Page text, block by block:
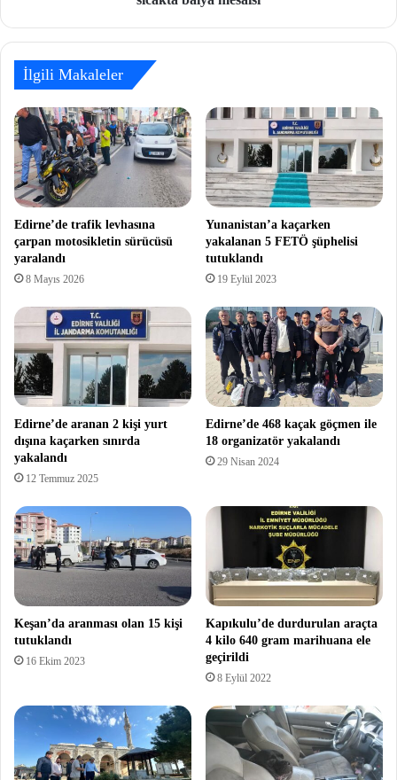
İlgili Makaleler
Edirne’de trafik levhasına
çarpan motosikletin sürücüsü
yaralandı
8 Mayıs 2026
Yunanistan’a kaçarken
yakalanan 5 FETÖ şüphelisi
tutuklandı
19 Eylül 2023
Edirne’de aranan 2 kişi yurt
dışına kaçarken sınırda
yakalandı
12 Temmuz 2025
Edirne’de 468 kaçak göçmen ile
18 organizatör yakalandı
29 Nisan 2024
Keşan’da aranması olan 15 kişi
tutuklandı
16 Ekim 2023
Kapıkulu’de durdurulan araçta
4 kilo 640 gram marihuana ele
geçirildi
8 Eylül 2022